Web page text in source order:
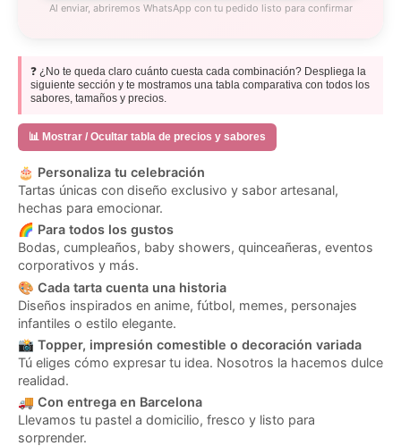
Al enviar, abriremos WhatsApp con tu pedido listo para confirmar
❓ ¿No te queda claro cuánto cuesta cada combinación? Despliega la
siguiente sección y te mostramos una tabla comparativa con todos los
sabores, tamaños y precios.
📊 Mostrar / Ocultar tabla de precios y sabores
🎂 Personaliza tu celebración
Tartas únicas con diseño exclusivo y sabor artesanal,
hechas para emocionar.
🌈 Para todos los gustos
Bodas, cumpleaños, baby showers, quinceañeras, eventos
corporativos y más.
🎨 Cada tarta cuenta una historia
Diseños inspirados en anime, fútbol, memes, personajes
infantiles o estilo elegante.
📸 Topper, impresión comestible o decoración variada
Tú eliges cómo expresar tu idea. Nosotros la hacemos dulce
realidad.
🚚 Con entrega en Barcelona
Llevamos tu pastel a domicilio, fresco y listo para
sorprender.